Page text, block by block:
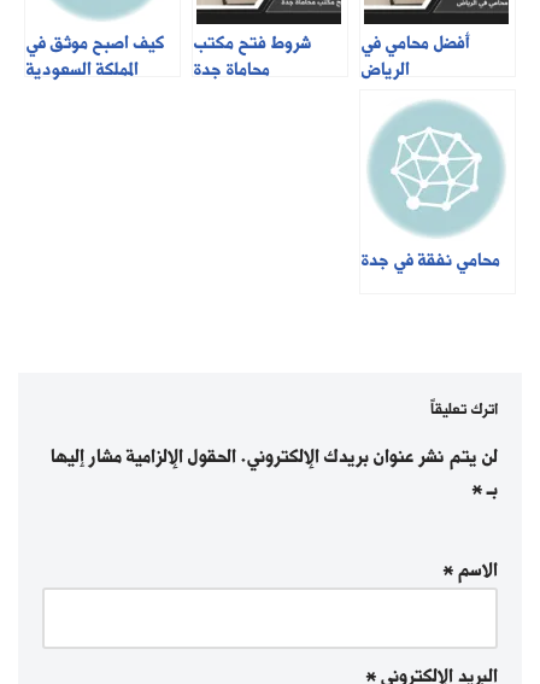
أفضل محامي في
الرياض
شروط فتح مكتب
محاماة جدة
كيف اصبح موثق في
المملكة السعودية
محامي نفقة في جدة
اترك تعليقاً
لن يتم نشر عنوان بريدك الإلكتروني.الحقول الإلزامية مشار إليها
بـ*
الاسم*
البريد الإلكتروني*